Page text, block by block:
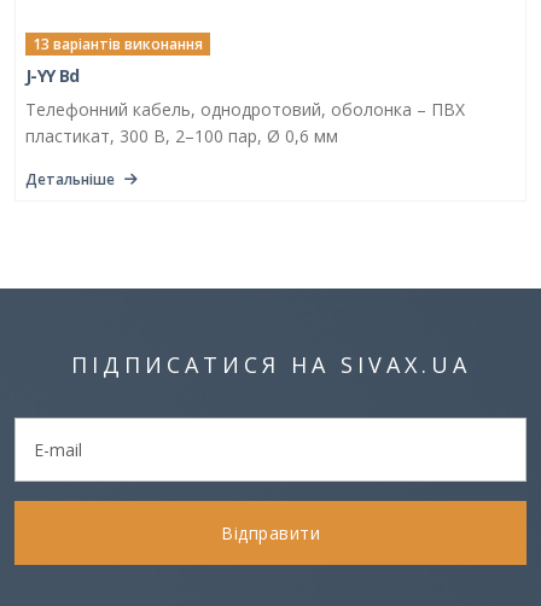
13 варіантів виконання
J-YY Bd
Телефонний кабель, однодротовий, оболонка – ПВХ
пластикат, 300 В, 2–100 пар, Ø 0,6 мм
Детальніше
ПІДПИСАТИСЯ НА SIVAX.UA
Відправити